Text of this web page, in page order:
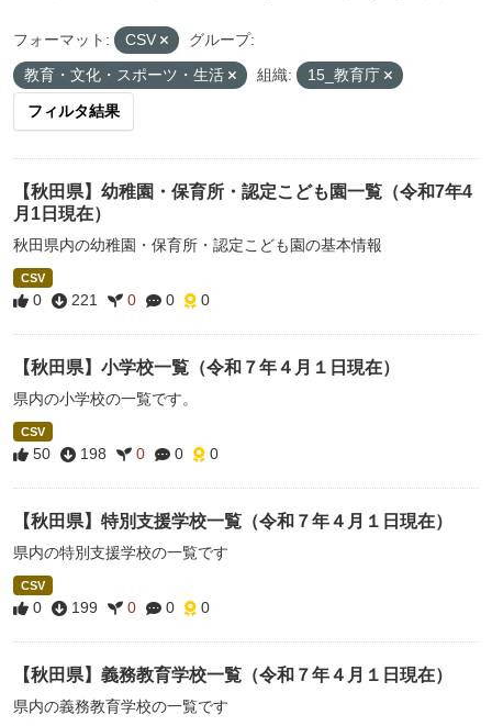
フォーマット: CSV
グループ:
教育・文化・スポーツ・生活
組織: 15_教育庁
フィルタ結果
【秋田県】幼稚園・保育所・認定こども園一覧（令和7年4
月1日現在）
秋田県内の幼稚園・保育所・認定こども園の基本情報
CSV
0 221 0 0 0
【秋田県】小学校一覧（令和７年４月１日現在）
県内の小学校の一覧です。
CSV
50 198 0 0 0
【秋田県】特別支援学校一覧（令和７年４月１日現在）
県内の特別支援学校の一覧です
CSV
0 199 0 0 0
【秋田県】義務教育学校一覧（令和７年４月１日現在）
県内の義務教育学校の一覧です